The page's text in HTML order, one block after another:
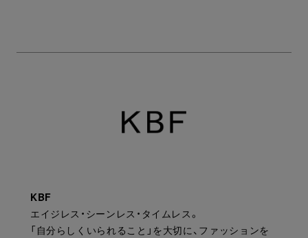
KBF
エイジレス・シーンレス・タイムレス。
「自分らしくいられること」を大切に、ファッションを